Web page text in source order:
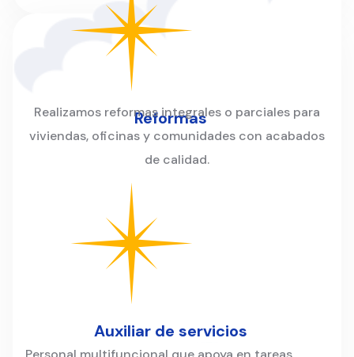
Reformas
Realizamos reformas integrales o parciales para
viviendas, oficinas y comunidades con acabados
de calidad.
Auxiliar de servicios